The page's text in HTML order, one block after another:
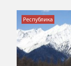
Республика